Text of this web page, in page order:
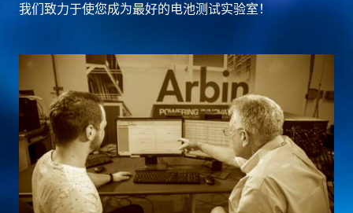
我们致力于使您成为最好的电池测试实验室！